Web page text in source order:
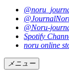
@Noru-
Spotify
noru online
メニュー